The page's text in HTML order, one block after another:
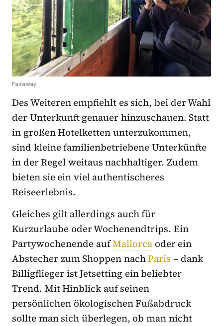
Fairaway
Des Weiteren empfiehlt es sich, bei der Wahl
der Unterkunft genauer hinzuschauen. Statt
in großen Hotelketten unterzukommen,
sind kleine familienbetriebene Unterkünfte
in der Regel weitaus nachhaltiger. Zudem
bieten sie ein viel authentischeres
Reiseerlebnis.
Gleiches gilt allerdings auch für
Kurzurlaube oder Wochenendtrips. Ein
Partywochenende aufMallorca oder ein
Abstecher zum Shoppen nachParis – dank
Billigflieger ist Jetsetting ein beliebter
Trend. Mit Hinblick auf seinen
persönlichen ökologischen Fußabdruck
sollte man sich überlegen, ob man nicht